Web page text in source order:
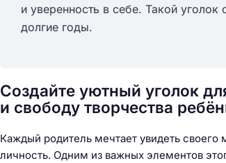
и уверенность в себе. Такой
долгие годы.
Создайте уютный уголок
и свободу творчества
Каждый родитель мечтает увидеть
личность. Одним из важных элементов